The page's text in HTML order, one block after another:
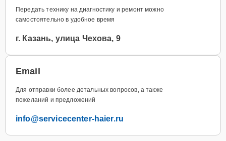
Передать технику на диагностику и ремонт можно
самостоятельно в удобное время
г. Казань, улица Чехова, 9
Email
Для отправки более детальных вопросов, а также
пожеланий и предложений
info@servicecenter-haier.ru